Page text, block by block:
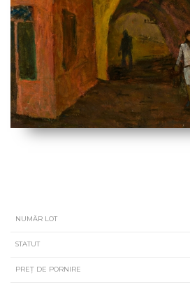
NUMĂR LOT
STATUT
PREȚ DE PORNIRE